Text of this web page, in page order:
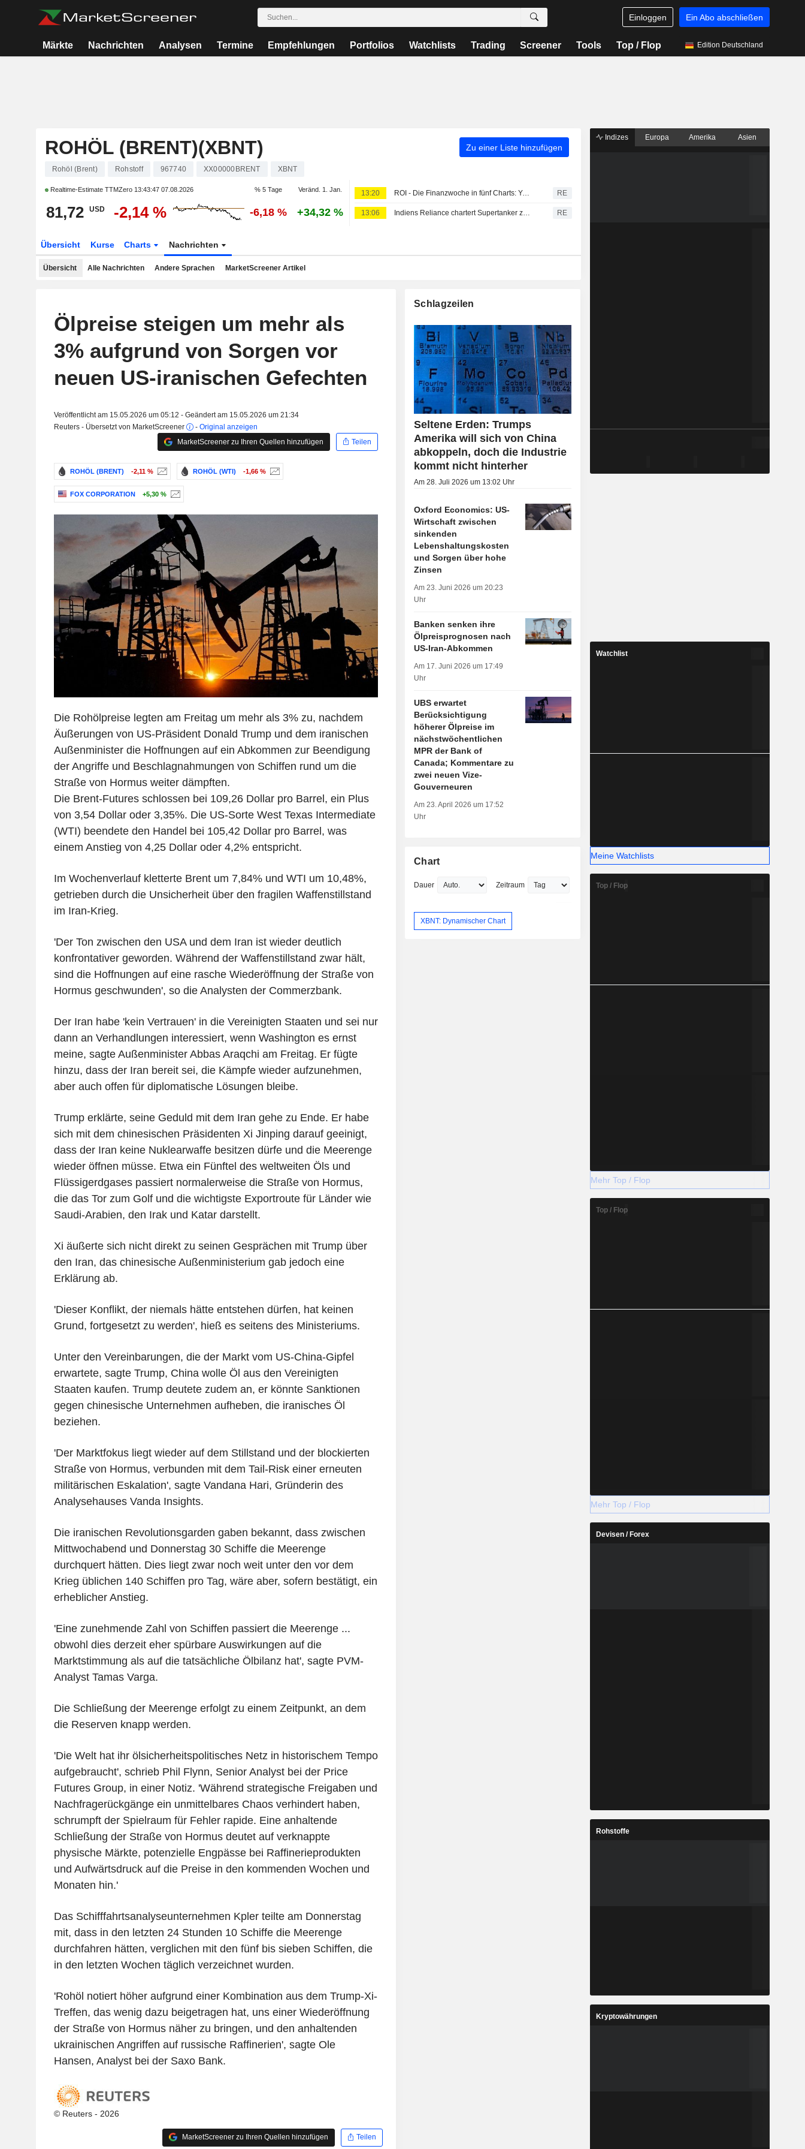
Einloggen Ein Abo abschließen
Märkte Nachrichten Analysen Termine Empfehlungen Portfolios Watchlists Trading Screener Tools Top / Flop Edition Deutschland
ROHÖL (BRENT)(XBNT) Zu einer Liste hinzufügen
Rohöl (Brent) Rohstoff 967740 XX00000BRENT XBNT
Realtime-Estimate TTMZero 13:43:47 07.08.2026 % 5 Tage Veränd. 1. Jan.
81,72 USD -2,14 % -6,18 % +34,32 %
13:20 ROI - Die Finanzwoche in fünf Charts: Yen-Intervention, Raffinerie-Rekordmargen und ein SpaceX-Kapitalrausch RE
13:06 Indiens Reliance chartert Supertanker zu Rekordfrachtrate für Transport von irakischem Rohöl RE
Übersicht Kurse Charts Nachrichten
Übersicht Alle Nachrichten Andere Sprachen MarketScreener Artikel
Ölpreise steigen um mehr als
3% aufgrund von Sorgen vor
neuen US-iranischen Gefechten
Veröffentlicht am 15.05.2026 um 05:12 - Geändert am 15.05.2026 um 21:34
Reuters - Übersetzt von MarketScreener
- Original anzeigen
MarketScreener zu Ihren Quellen hinzufügen
Teilen
ROHÖL (BRENT) -2,11 % ROHÖL (WTI) -1,66 %
FOX CORPORATION +5,30 %
Die Rohölpreise legten am Freitag um mehr als 3% zu, nachdem
Äußerungen von US-Präsident Donald Trump und dem iranischen
Außenminister die Hoffnungen auf ein Abkommen zur Beendigung
der Angriffe und Beschlagnahmungen von Schiffen rund um die
Straße von Hormus weiter dämpften.
Die Brent-Futures schlossen bei 109,26 Dollar pro Barrel, ein Plus
von 3,54 Dollar oder 3,35%. Die US-Sorte West Texas Intermediate
(WTI) beendete den Handel bei 105,42 Dollar pro Barrel, was
einem Anstieg von 4,25 Dollar oder 4,2% entspricht.
Im Wochenverlauf kletterte Brent um 7,84% und WTI um 10,48%,
getrieben durch die Unsicherheit über den fragilen Waffenstillstand
im Iran-Krieg.
'Der Ton zwischen den USA und dem Iran ist wieder deutlich
konfrontativer geworden. Während der Waffenstillstand zwar hält,
sind die Hoffnungen auf eine rasche Wiederöffnung der Straße von
Hormus geschwunden', so die Analysten der Commerzbank.
Der Iran habe 'kein Vertrauen' in die Vereinigten Staaten und sei nur
dann an Verhandlungen interessiert, wenn Washington es ernst
meine, sagte Außenminister Abbas Araqchi am Freitag. Er fügte
hinzu, dass der Iran bereit sei, die Kämpfe wieder aufzunehmen,
aber auch offen für diplomatische Lösungen bleibe.
Trump erklärte, seine Geduld mit dem Iran gehe zu Ende. Er habe
sich mit dem chinesischen Präsidenten Xi Jinping darauf geeinigt,
dass der Iran keine Nuklearwaffe besitzen dürfe und die Meerenge
wieder öffnen müsse. Etwa ein Fünftel des weltweiten Öls und
Flüssigerdgases passiert normalerweise die Straße von Hormus,
die das Tor zum Golf und die wichtigste Exportroute für Länder wie
Saudi-Arabien, den Irak und Katar darstellt.
Xi äußerte sich nicht direkt zu seinen Gesprächen mit Trump über
den Iran, das chinesische Außenministerium gab jedoch eine
Erklärung ab.
'Dieser Konflikt, der niemals hätte entstehen dürfen, hat keinen
Grund, fortgesetzt zu werden', hieß es seitens des Ministeriums.
Unter den Vereinbarungen, die der Markt vom US-China-Gipfel
erwartete, sagte Trump, China wolle Öl aus den Vereinigten
Staaten kaufen. Trump deutete zudem an, er könnte Sanktionen
gegen chinesische Unternehmen aufheben, die iranisches Öl
beziehen.
'Der Marktfokus liegt wieder auf dem Stillstand und der blockierten
Straße von Hormus, verbunden mit dem Tail-Risk einer erneuten
militärischen Eskalation', sagte Vandana Hari, Gründerin des
Analysehauses Vanda Insights.
Die iranischen Revolutionsgarden gaben bekannt, dass zwischen
Mittwochabend und Donnerstag 30 Schiffe die Meerenge
durchquert hätten. Dies liegt zwar noch weit unter den vor dem
Krieg üblichen 140 Schiffen pro Tag, wäre aber, sofern bestätigt, ein
erheblicher Anstieg.
'Eine zunehmende Zahl von Schiffen passiert die Meerenge ...
obwohl dies derzeit eher spürbare Auswirkungen auf die
Marktstimmung als auf die tatsächliche Ölbilanz hat', sagte PVM-
Analyst Tamas Varga.
Die Schließung der Meerenge erfolgt zu einem Zeitpunkt, an dem
die Reserven knapp werden.
'Die Welt hat ihr ölsicherheitspolitisches Netz in historischem Tempo
aufgebraucht', schrieb Phil Flynn, Senior Analyst bei der Price
Futures Group, in einer Notiz. 'Während strategische Freigaben und
Nachfragerückgänge ein unmittelbares Chaos verhindert haben,
schrumpft der Spielraum für Fehler rapide. Eine anhaltende
Schließung der Straße von Hormus deutet auf verknappte
physische Märkte, potenzielle Engpässe bei Raffinerieprodukten
und Aufwärtsdruck auf die Preise in den kommenden Wochen und
Monaten hin.'
Das Schifffahrtsanalyseunternehmen Kpler teilte am Donnerstag
mit, dass in den letzten 24 Stunden 10 Schiffe die Meerenge
durchfahren hätten, verglichen mit den fünf bis sieben Schiffen, die
in den letzten Wochen täglich verzeichnet wurden.
'Rohöl notiert höher aufgrund einer Kombination aus dem Trump-Xi-
Treffen, das wenig dazu beigetragen hat, uns einer Wiederöffnung
der Straße von Hormus näher zu bringen, und den anhaltenden
ukrainischen Angriffen auf russische Raffinerien', sagte Ole
Hansen, Analyst bei der Saxo Bank.
© Reuters - 2026
MarketScreener zu Ihren Quellen hinzufügen Teilen
Schlagzeilen
Seltene Erden: Trumps
Amerika will sich von China
abkoppeln, doch die Industrie
kommt nicht hinterher
Am 28. Juli 2026 um 13:02 Uhr
Oxford Economics: US-
Wirtschaft zwischen
sinkenden
Lebenshaltungskosten
und Sorgen über hohe
Zinsen
Am 23. Juni 2026 um 20:23
Uhr
Banken senken ihre
Ölpreisprognosen nach
US-Iran-Abkommen
Am 17. Juni 2026 um 17:49
Uhr
UBS erwartet
Berücksichtigung
höherer Ölpreise im
nächstwöchentlichen
MPR der Bank of
Canada; Kommentare zu
zwei neuen Vize-
Gouverneuren
Am 23. April 2026 um 17:52
Uhr
Chart
Dauer Zeitraum
XBNT: Dynamischer Chart
Indizes Europa Amerika Asien
Watchlist
Meine Watchlists
Top / Flop
Mehr Top / Flop
Top / Flop
Mehr Top / Flop
Devisen / Forex
Rohstoffe
Kryptowährungen